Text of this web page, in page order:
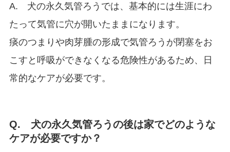
A. 犬の永久気管ろうでは、基本的には生涯にわ
たって気管に穴が開いたままになります。
痰のつまりや肉芽腫の形成で気管ろうが閉塞をお
こすと呼吸ができなくなる危険性があるため、日
常的なケアが必要です。
Q. 犬の永久気管ろうの後は家でどのような
ケアが必要ですか？